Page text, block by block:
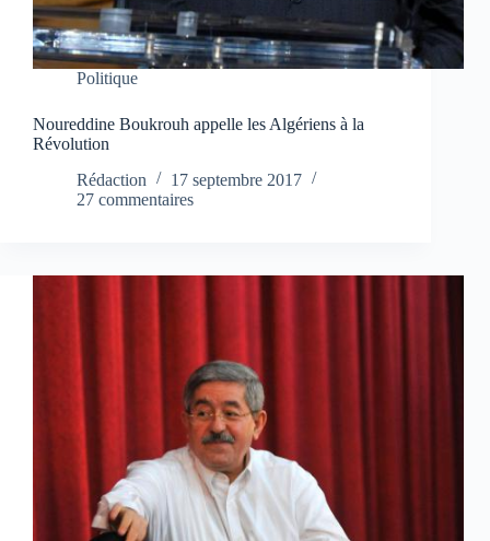
Politique
Noureddine Boukrouh appelle les Algériens à la
Révolution
Rédaction
17 septembre 2017
27 commentaires